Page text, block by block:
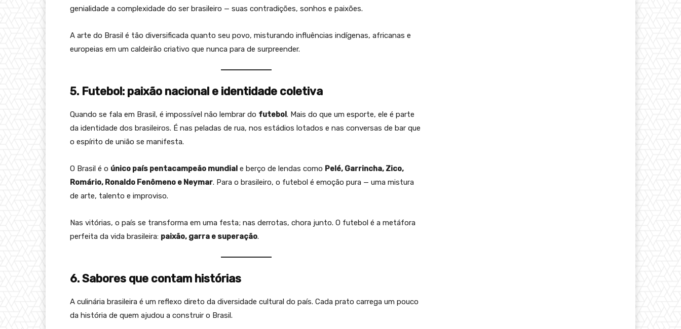
genialidade a complexidade do ser brasileiro — suas contradições, sonhos e paixões.
A arte do Brasil é tão diversificada quanto seu povo, misturando influências indígenas, africanas e
europeias em um caldeirão criativo que nunca para de surpreender.
5. Futebol: paixão nacional e identidade coletiva
Quando se fala em Brasil, é impossível não lembrar do futebol. Mais do que um esporte, ele é parte
da identidade dos brasileiros. É nas peladas de rua, nos estádios lotados e nas conversas de bar que
o espírito de união se manifesta.
O Brasil é o único país pentacampeão mundial e berço de lendas como Pelé, Garrincha, Zico,
Romário, Ronaldo Fenômeno e Neymar. Para o brasileiro, o futebol é emoção pura — uma mistura
de arte, talento e improviso.
Nas vitórias, o país se transforma em uma festa; nas derrotas, chora junto. O futebol é a metáfora
perfeita da vida brasileira: paixão, garra e superação.
6. Sabores que contam histórias
A culinária brasileira é um reflexo direto da diversidade cultural do país. Cada prato carrega um pouco
da história de quem ajudou a construir o Brasil.